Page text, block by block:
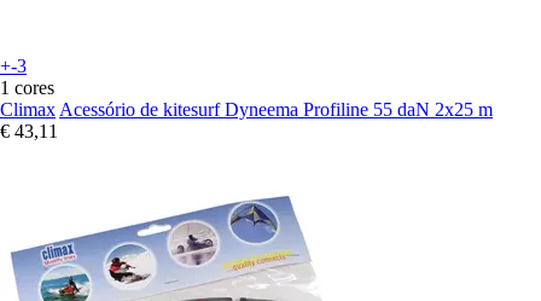
+-3
1 cores
Climax Acessório de kitesurf Dyneema Profiline 55 daN 2x25 m
€ 43,11